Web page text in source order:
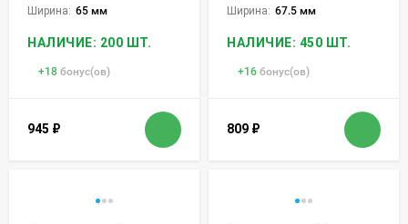
Ширина: 65 мм
НАЛИЧИЕ: 200 ШТ.
+18 бонус(ов)
945 ₽
Ширина: 67.5 мм
НАЛИЧИЕ: 450 ШТ.
+16 бонус(ов)
809 ₽